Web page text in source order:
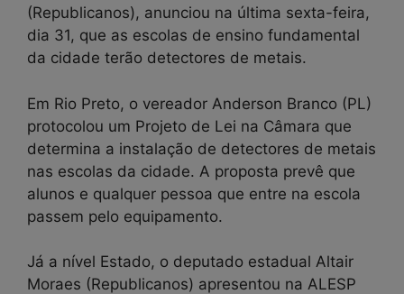
(Republicanos), anunciou na última sexta-feira,
dia 31, que as escolas de ensino fundamental
da cidade terão detectores de metais.
Em Rio Preto, o vereador Anderson Branco (PL)
protocolou um Projeto de Lei na Câmara que
determina a instalação de detectores de metais
nas escolas da cidade. A proposta prevê que
alunos e qualquer pessoa que entre na escola
passem pelo equipamento.
Já a nível Estado, o deputado estadual Altair
Moraes (Republicanos) apresentou na ALESP